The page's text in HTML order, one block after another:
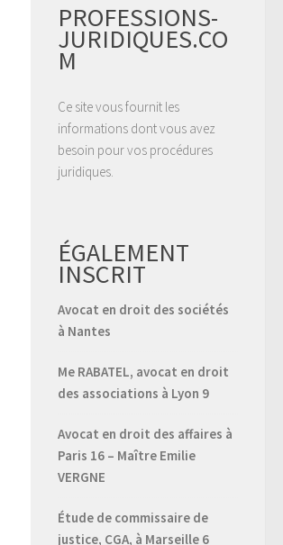
PROFESSIONS-
JURIDIQUES.CO
M
Ce site vous fournit les
informations dont vous avez
besoin pour vos procédures
juridiques.
ÉGALEMENT
INSCRIT
Avocat en droit des sociétés
à Nantes
Me RABATEL, avocat en droit
des associations à Lyon 9
Avocat en droit des affaires à
Paris 16 – Maître Emilie
VERGNE
Étude de commissaire de
justice, CGA, à Marseille 6